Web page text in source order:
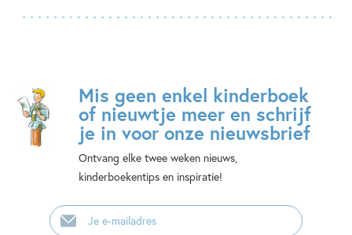
Mis geen enkel kinderboek
of nieuwtje meer en schrijf
je in voor onze nieuwsbrief
Ontvang elke twee weken nieuws,
kinderboekentips en inspiratie!
E-
mailadres